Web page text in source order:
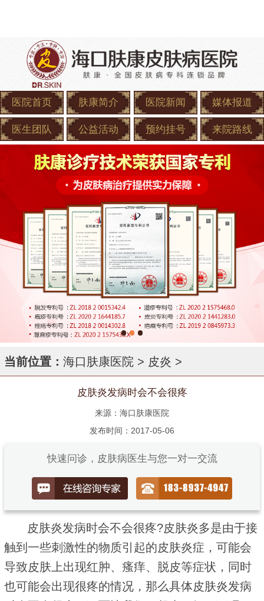
医院首页 肤康简介 医院新闻 媒体报道
医生团队 公益活动 预约挂号 来院路线
当前位置： 海口肤康医院 > 皮炎 >
皮肤炎发病时会不会很疼
来源：海口肤康医院
发布时间：2017-05-06
快速问诊，皮肤病医生与您一对一交流
皮肤炎发病时会不会很疼?皮肤炎多是由于接
触到一些刺激性的物质引起的皮肤炎症，可能会
导致皮肤上出现红肿、瘙痒、脱皮等症状，同时
也可能会出现很疼的情况，那么具体皮肤炎发病